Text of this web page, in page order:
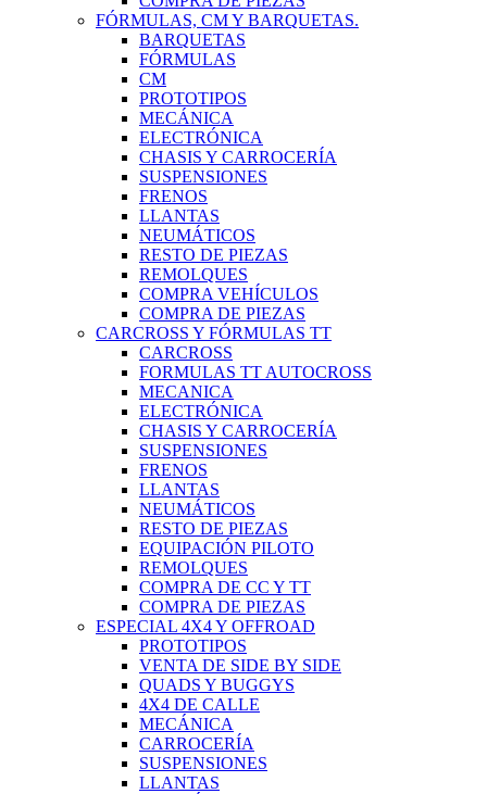
FÓRMULAS, CM Y BARQUETAS.
BARQUETAS
FÓRMULAS
CM
PROTOTIPOS
MECÁNICA
ELECTRÓNICA
CHASIS Y CARROCERÍA
SUSPENSIONES
FRENOS
LLANTAS
NEUMÁTICOS
RESTO DE PIEZAS
REMOLQUES
COMPRA VEHÍCULOS
COMPRA DE PIEZAS
CARCROSS Y FÓRMULAS TT
CARCROSS
FORMULAS TT AUTOCROSS
MECANICA
ELECTRÓNICA
CHASIS Y CARROCERÍA
SUSPENSIONES
FRENOS
LLANTAS
NEUMÁTICOS
RESTO DE PIEZAS
EQUIPACIÓN PILOTO
REMOLQUES
COMPRA DE CC Y TT
COMPRA DE PIEZAS
ESPECIAL 4X4 Y OFFROAD
PROTOTIPOS
VENTA DE SIDE BY SIDE
QUADS Y BUGGYS
4X4 DE CALLE
MECÁNICA
CARROCERÍA
SUSPENSIONES
LLANTAS